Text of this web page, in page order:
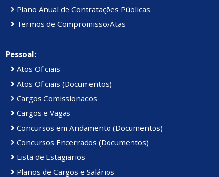
Plano Anual de Contratações Públicas
Termos de Compromisso/Atas
Pessoal:
Atos Oficiais
Atos Oficiais (Documentos)
Cargos Comissionados
Cargos e Vagas
Concursos em Andamento (Documentos)
Concursos Encerrados (Documentos)
Lista de Estagiários
Planos de Cargos e Salários